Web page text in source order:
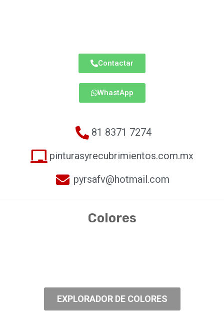
Contactar
WhastApp
81 8371 7274
pinturasyrecubrimientos.com.mx
pyrsafv@hotmail.com
Colores
EXPLORADOR DE COLORES